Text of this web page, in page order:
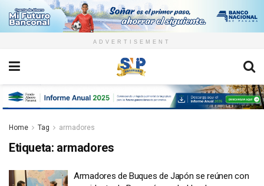
ADVERTISEMENT
Home Tag armadores
Etiqueta: armadores
Armadores de Buques de Japón se reúnen con